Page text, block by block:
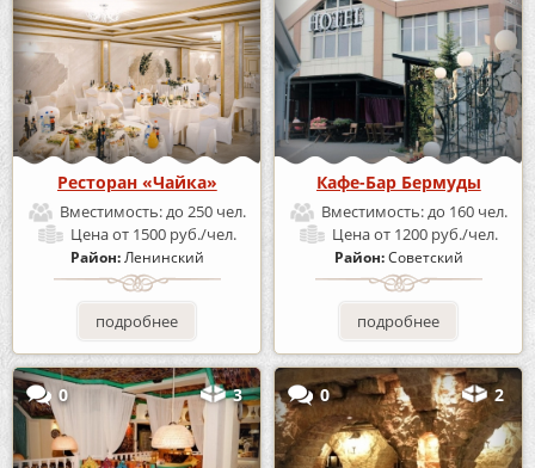
Ресторан «Чайка»
Вместимость:до 250 чел.
Ценаот 1500 руб./чел.
Район:Ленинский
подробнее
Кафе-Бар Бермуды
Вместимость:до 160 чел.
Ценаот 1200 руб./чел.
Район:Советский
подробнее
0 3 0 2